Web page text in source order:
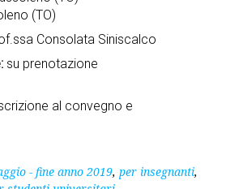
(TO)
Consolata Siniscalco
su prenotazione
al convegno e
- fine anno 2019, per insegnanti,